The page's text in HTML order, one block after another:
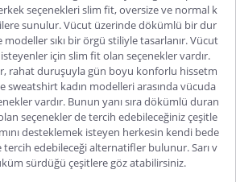
seçenekleri slim fit, oversize ve normal k
sunulur. Vücut üzerinde dökümlü bir dur
sıkı bir örgü stiliyle tasarlanır. Vücut
isteyenler için slim fit olan seçenekler vardır.
rahat duruşuyla gün boyu konforlu hissetm
sweatshirt kadın modelleri arasında vücuda
vardır. Bunun yanı sıra dökümlü duran
seçenekler de tercih edebileceğiniz çeşitle
desteklemek isteyen herkesin kendi bede
edebileceği alternatifler bulunur. Sarı v
sürdüğü çeşitlere göz atabilirsiniz.